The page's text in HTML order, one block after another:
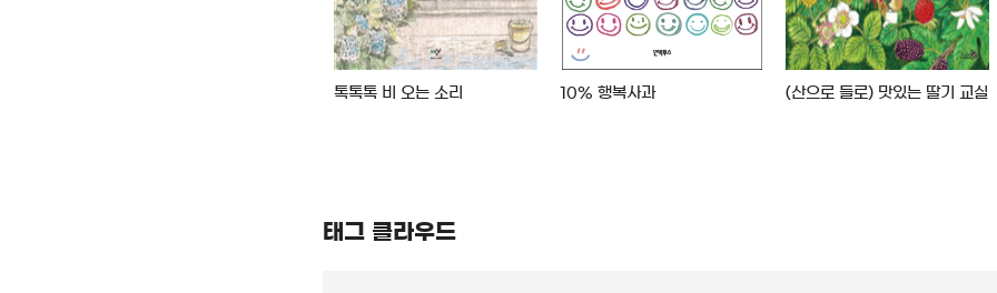
톡톡톡 비 오는 소리 10% 행복사과 (산으로 들로) 맛있는 딸기 교실
태그 클라우드